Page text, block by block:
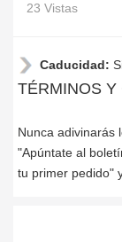
23 Vistas
Caducidad:
TÉRMINOS Y
Nunca adivinarás
"Apúntate al
tu primer pedido"